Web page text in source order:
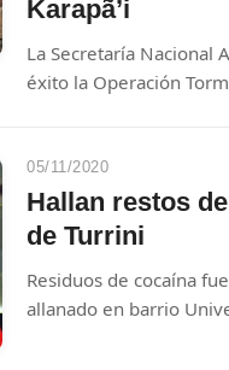
Karapã’i
La Secretaría Nacional
éxito la Operación
altamente concentrada
al mercado ilegal
05/11/2020
Hallan restos
de Turrini
Residuos de cocaína
allanado en barrio